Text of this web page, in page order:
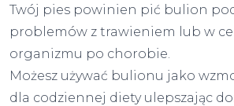
Twój pies powinien pić bulion
problemów z trawieniem lub w
organizmu po chorobie.
Możesz używać bulionu jako
dla codziennej diety ulepszając